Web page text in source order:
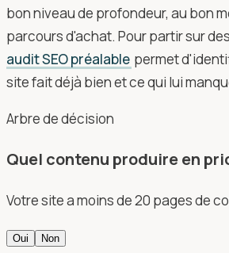
bon niveau de profondeur, au bon
parcours d'achat. Pour partir sur
audit SEO préalable permet
site fait déjà bien et ce qui lui
Arbre de décision
Quel contenu produire en
Votre site a moins de 20 pages de
Oui Non